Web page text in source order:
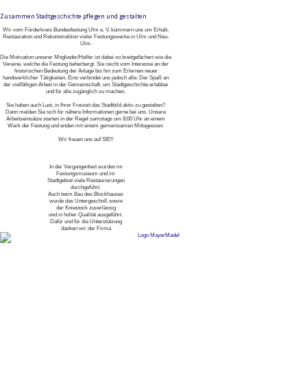
Zusammen Stadtgeschichte pflegen und gestalten
Wir vom Förderkreis Bundesfestung Ulm e. V. kümmern uns um Erhalt,
Restauration und Rekonstruktion vieler Festungswerke in Ulm und Neu-
Ulm.
Die Motivation unserer Mitglieder/Helfer ist dabei so breitgefächert wie die
Vereine, welche die Festung beherbergt. Sie reicht vom Interesse an der
historischen Bedeutung der Anlage bis hin zum Erlernen neuer
handwerklicher Tätigkeiten. Eins verbindet uns jedoch alle: Der Spaß an
der vielfältigen Arbeit in der Gemeinschaft, um Stadtgeschichte erlebbar
und für alle zugänglich zu machen.
Sie haben auch Lust, in Ihrer Freizeit das Stadtbild aktiv zu gestalten?
Dann melden Sie sich für nähere Informationen gerne bei uns. Unsere
Arbeitseinsätze starten in der Regel samstags um 8:00 Uhr an einem
Werk der Festung und enden mit einem gemeinsamen Mittagessen.
Wir freuen uns auf SIE!!
In der Vergangenheit wurden im
Festungsmuseum und im
Stadtgebiet viele Restaurierungen
durchgeführt.
Auch beim Bau des Blockhauses
wurde das Untergeschoß sowie
der Kniestock zuverlässig
und in hoher Qualität ausgeführt.
Dafür und für die Unterstützung
danken wir der Firma